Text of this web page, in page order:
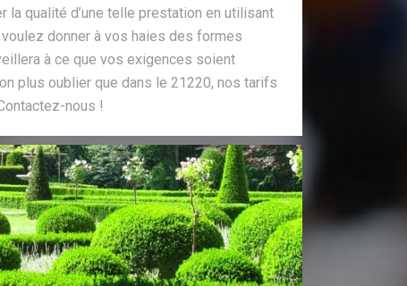
la qualité d’une telle prestation en utilisant
donner à vos haies des formes
à ce que vos exigences soient
plus oublier que dans le 21220, nos tarifs
nous !